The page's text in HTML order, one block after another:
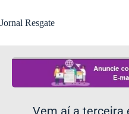
Jornal Resgate